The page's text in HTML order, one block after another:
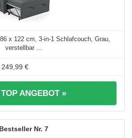
x 122 cm, 3-in-1 Schlafcouch, Grau,
verstellbar ...
249,99 €
ANGEBOT »
7